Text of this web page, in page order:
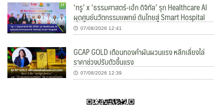
‘ทรู’ x ‘ธรรมศาสตร์-เอ้ก ดิจิทัล’ รุก Healthcare AI
ผุดศูนย์นวัตกรรมแพทย์ ดันไทยสู่ Smart Hospital
07/08/2026 12:41
GCAP GOLD เตือนทองคำผันผวนแรง หลีกเลี่ยงไล่
ราคาช่วงปรับตัวขึ้นแรง
07/08/2026 12:39